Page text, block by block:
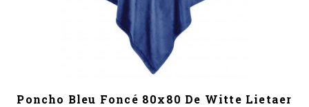
Poncho Bleu Foncé 80x80 De Witte Lietaer